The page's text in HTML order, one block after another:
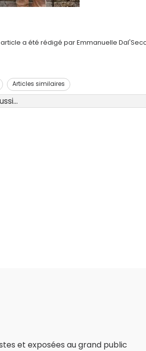
a été rédigé par Emmanuelle
Articles similaires
et exposées au grand public